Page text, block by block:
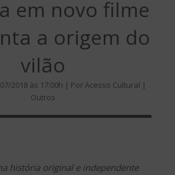
em novo filme
a origem do
vilão
2018 às 17:00h | Por Acesso Cultural |
Outros
história original e independente